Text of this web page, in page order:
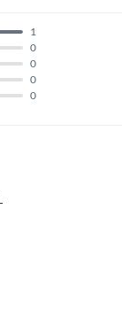
0
0
0
0
1